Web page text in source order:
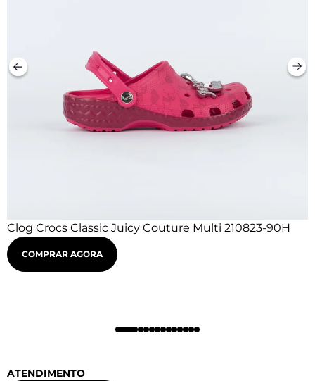
Clog Crocs Classic Juicy Couture Multi 210823-90H
COMPRAR AGORA
ATENDIMENTO